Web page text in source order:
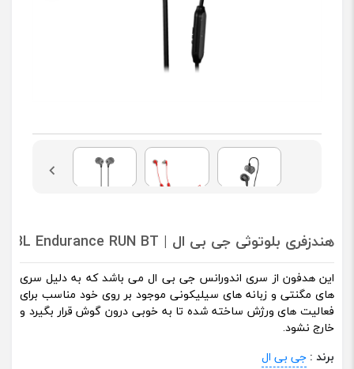
هندزفری بلوتوثی جی بی ال | JBL Endurance RUN BT
این هدفون از سری اندورانس جی بی ال می باشد که به دلیل سری
های مگنتی و زبانه های سیلیکونی موجود بر روی خود مناسب برای
فعالیت های ورژش ساخته شده تا به خوبی درون گوش قرار بگیرد و
خارج نشود.
برند : جی بی ال